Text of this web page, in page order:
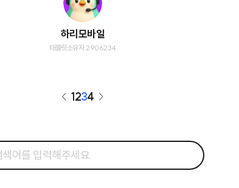
하리모바일
태블릿소유자 2906234
1234